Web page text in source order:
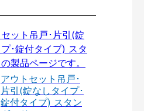
アウトセット吊戸･
片引(錠なしタイプ･
錠付タイプ) スタン